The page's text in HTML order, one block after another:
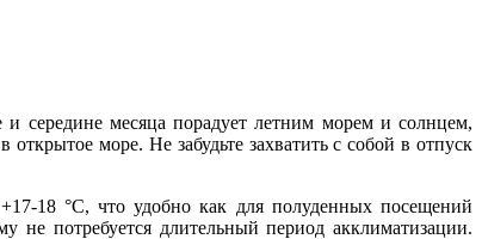
середине месяца порадует летним морем и солнцем,
море. Не забудьте захватить с собой в отпуск
18 °C, что удобно как для полуденных посещений
не потребуется длительный период акклиматизации.